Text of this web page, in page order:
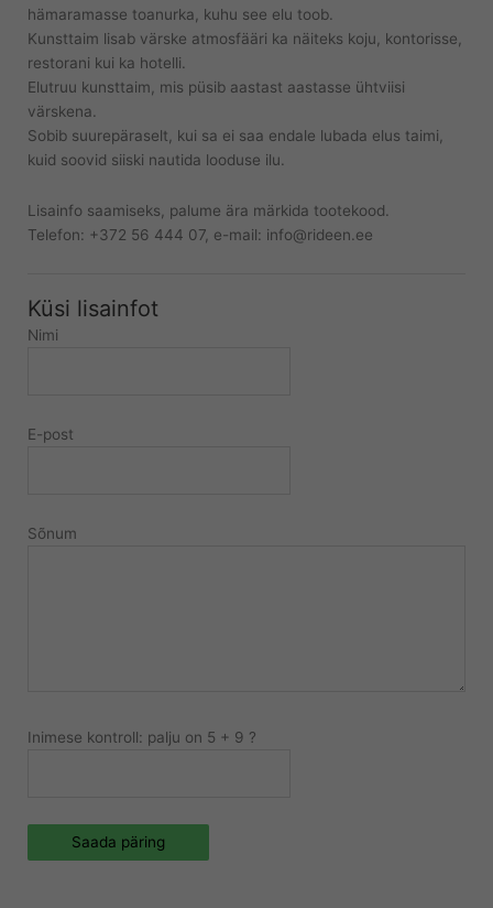
hämaramasse toanurka, kuhu see elu toob.
Kunsttaim lisab värske atmosfääri ka näiteks koju, kontorisse,
restorani kui ka hotelli.
Elutruu kunsttaim, mis püsib aastast aastasse ühtviisi
värskena.
Sobib suurepäraselt, kui sa ei saa endale lubada elus taimi,
kuid soovid siiski nautida looduse ilu.
Lisainfo saamiseks, palume ära märkida tootekood.
Telefon: +372 56 444 07, e-mail: info@rideen.ee
Küsi lisainfot
Nimi
E-post
Sõnum
Inimese kontroll: palju on 5 + 9 ?
Saada päring